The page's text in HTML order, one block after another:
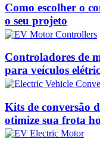
Como escolher o
o seu projeto
Controladores de
para veículos
Kits de conversão
otimize sua frota